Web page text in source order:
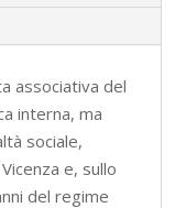
associativa del
interna, ma
sociale,
e, sullo
del regime